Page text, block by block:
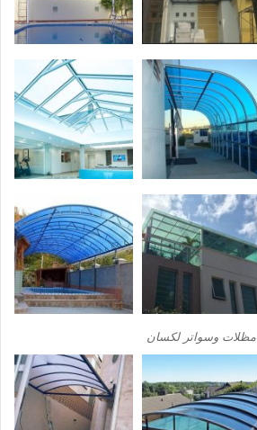
مظلات وسواتر لكسان